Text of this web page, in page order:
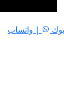
| واتساب